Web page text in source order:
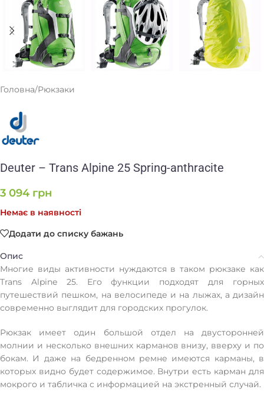
Головна/Рюкзаки
Deuter – Trans Alpine 25 Spring-anthracite
3 094 грн
Немає в наявності
Додати до списку бажань
Опис
Многие виды активности нуждаются в таком рюкзаке как
Trans Alpine 25. Его функции подходят для горных
путешествий пешком, на велосипеде и на лыжах, а дизайн
современно выглядит для городских прогулок.
Рюкзак имеет один большой отдел на двусторонней
молнии и несколько внешних карманов внизу, вверху и по
бокам. И даже на бедренном ремне имеются карманы, в
которых видно будет содержимое. Внутри есть карман для
мокрого и табличка с информацией на экстренный случай.